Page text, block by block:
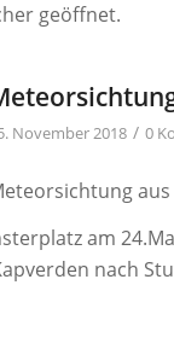
geöffnet.
November 2018 / 0
am
nach